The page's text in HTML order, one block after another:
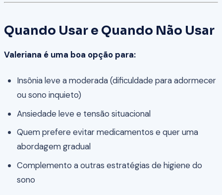
Quando Usar e Quando Não Usar
Valeriana é uma boa opção para:
Insônia leve a moderada (dificuldade para adormecer
ou sono inquieto)
Ansiedade leve e tensão situacional
Quem prefere evitar medicamentos e quer uma
abordagem gradual
Complemento a outras estratégias de higiene do
sono